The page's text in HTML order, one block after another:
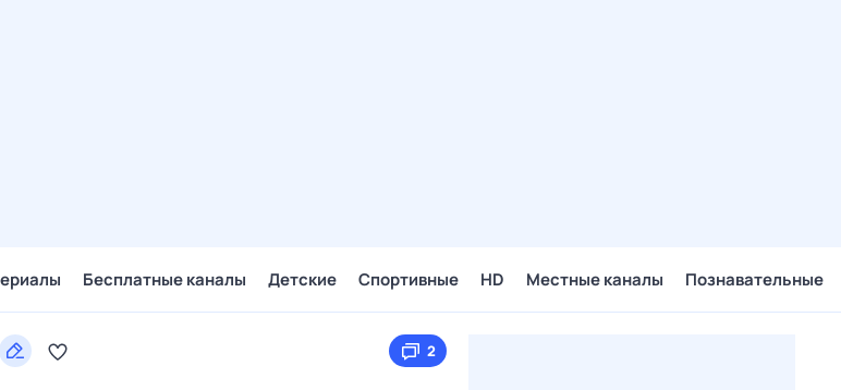
Бесплатные каналы Детские Спортивные HD Местные каналы Познавательные
2